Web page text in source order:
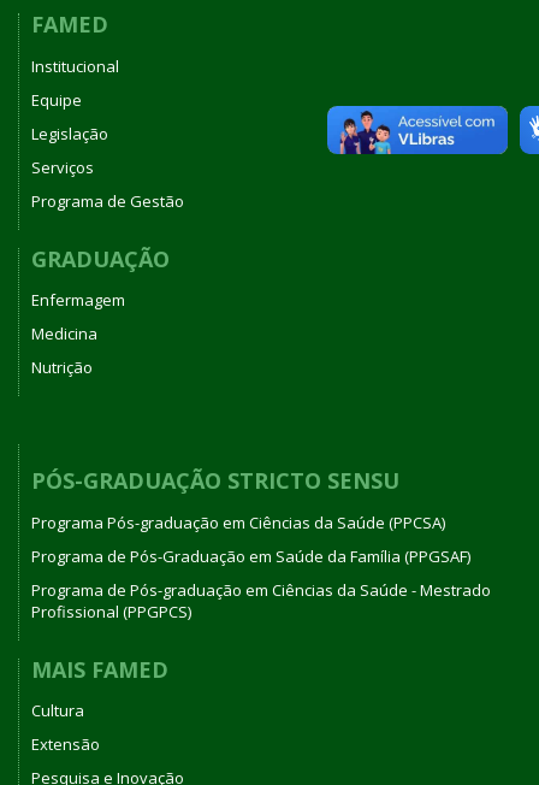
FAMED
Institucional
Equipe
Legislação
Serviços
Programa de Gestão
GRADUAÇÃO
Enfermagem
Medicina
Nutrição
PÓS-GRADUAÇÃO STRICTO SENSU
Programa Pós-graduação em Ciências da Saúde (PPCSA)
Programa de Pós-Graduação em Saúde da Família (PPGSAF)
Programa de Pós-graduação em Ciências da Saúde - Mestrado
Profissional (PPGPCS)
MAIS FAMED
Cultura
Extensão
Pesquisa e Inovação